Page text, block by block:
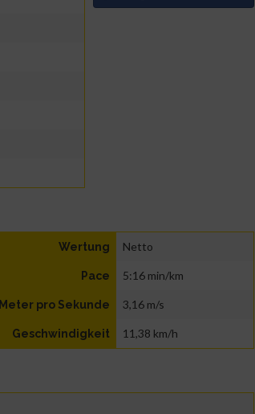
Wertung Netto
Pace 5:16 min/km
Meter pro Sekunde 3,16 m/s
Geschwindigkeit 11,38 km/h